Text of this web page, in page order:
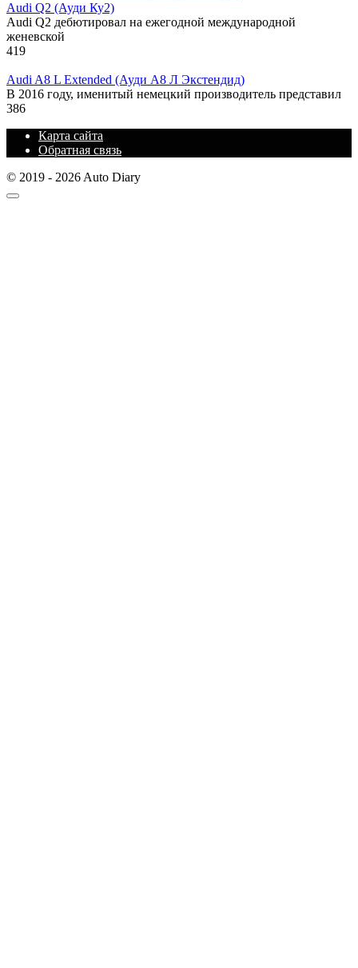
Audi Q2 (Ауди Ку2)
Audi Q2 дебютировал на ежегодной международной
женевской
419
Audi A8 L Extended (Ауди А8 Л Экстендид)
В 2016 году, именитый немецкий производитель представил
386
Карта сайта
Обратная связь
© 2019 - 2026 Auto Diary